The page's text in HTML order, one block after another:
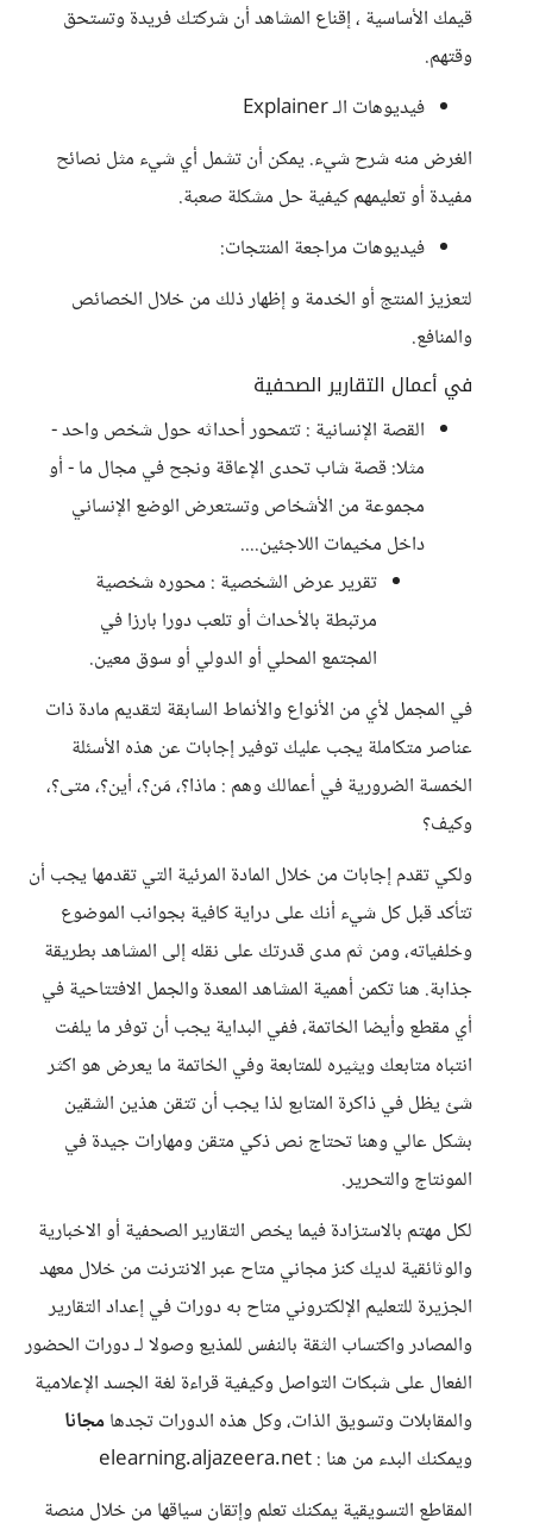
قيمك الأساسية ، إقناع المشاهد أن شركتك فريدة وتستحق
وقتهم.
فيديوهات الـ Explainer
الغرض منه شرح شيء. يمكن أن تشمل أي شيء مثل نصائح
مفيدة أو تعليمهم كيفية حل مشكلة صعبة.
فيديوهات مراجعة المنتجات:
لتعزيز المنتج أو الخدمة و إظهار ذلك من خلال الخصائص
والمنافع.
في أعمال التقارير الصحفية
القصة الإنسانية : تتمحور أحداثه حول شخص واحد -
مثلا: قصة شاب تحدى الإعاقة ونجح في مجال ما - أو
مجموعة من الأشخاص وتستعرض الوضع الإنساني
داخل مخيمات اللاجئين....​
تقرير عرض الشخصية : محوره شخصية
مرتبطة بالأحداث أو تلعب دورا بارزا في
المجتمع المحلي أو الدولي أو سوق معين.
في المجمل لأي من الأنواع والأنماط السابقة لتقديم مادة ذات
عناصر متكاملة يجب عليك توفير إجابات عن هذه الأسئلة
الخمسة الضرورية في أعمالك وهم : ماذا؟، مَن؟، أين؟، متى؟،
وكيف؟
ولكي تقدم إجابات من خلال المادة المرئية التي تقدمها يجب أن
تتأكد قبل كل شيء أنك على دراية كافية بجوانب الموضوع
وخلفياته، ومن ثم مدى قدرتك على نقله إلى المشاهد بطريقة
جذابة. هنا تكمن أهمية المشاهد المعدة والجمل الافتتاحية في
أي مقطع وأيضا الخاتمة، ففي البداية يجب أن توفر ما يلفت
انتباه متابعك ويثيره للمتابعة وفي الخاتمة ما يعرض هو اكثر
شئ يظل في ذاكرة المتابع لذا يجب أن تتقن هذين الشقين
بشكل عالي وهنا تحتاج نص ذكي متقن ومهارات جيدة في
المونتاج والتحرير.
لكل مهتم بالاستزادة فيما يخص التقارير الصحفية أو الاخبارية
والوثائقية لديك كنز مجاني متاح عبر الانترنت من خلال معهد
الجزيرة للتعليم الإلكتروني متاح به دورات في إعداد التقارير
والمصادر واكتساب الثقة بالنفس للمذيع وصولا لـ دورات الحضور
الفعال على شبكات التواصل وكيفية قراءة لغة الجسد الإعلامية
والمقابلات وتسويق الذات، وكل هذه الدورات تجدهامجانا
ويمكنك البدء من هنا : elearning.aljazeera.net
المقاطع التسويقية يمكنك تعلم وإتقان سياقها من خلال منصة